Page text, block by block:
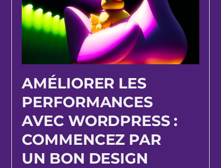
AMÉLIORER LES
PERFORMANCES
AVEC WORDPRESS :
COMMENCEZ PAR
UN BON DESIGN